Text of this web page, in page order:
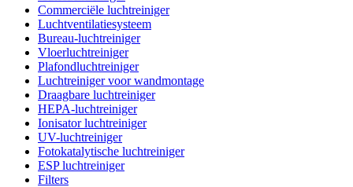
Commerciële luchtreiniger
Luchtventilatiesysteem
Bureau-luchtreiniger
Vloerluchtreiniger
Plafondluchtreiniger
Luchtreiniger voor wandmontage
Draagbare luchtreiniger
HEPA-luchtreiniger
Ionisator luchtreiniger
UV-luchtreiniger
Fotokatalytische luchtreiniger
ESP luchtreiniger
Filters